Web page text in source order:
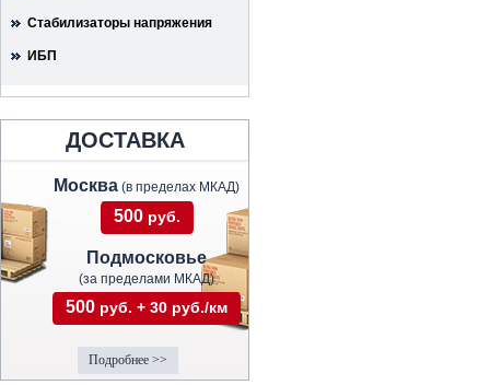
Стабилизаторы напряжения
ИБП
ДОСТАВКА
Москва (в пределах МКАД)
500 руб.
Подмосковье
(за пределами МКАД)
500 руб. + 30 руб./км
Подробнее >>